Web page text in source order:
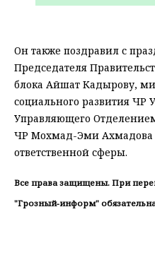
Он также поздравил с
Председателя
блока Айшат Кадырову,
социального развития ЧР
Управляющего
ЧР Мохмад-Эми Ахмадова
ответственной сферы.
Все права защищены. При
"Грозный-информ"